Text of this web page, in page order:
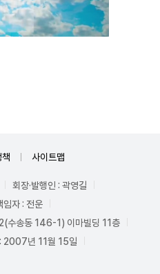
사이트맵
회장·발행인 : 곽영길
임자 : 전운
수송동 146-1) 이마빌딩 11층
2007년 11월 15일